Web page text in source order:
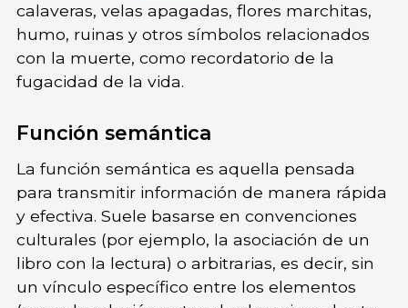
calaveras, velas apagadas, flores marchitas,
humo, ruinas y otros símbolos relacionados
con la muerte, como recordatorio de la
fugacidad de la vida.
Función semántica
La función semántica es aquella pensada
para transmitir información de manera rápida
y efectiva. Suele basarse en convenciones
culturales (por ejemplo, la asociación de un
libro con la lectura) o arbitrarias, es decir, sin
un vínculo específico entre los elementos